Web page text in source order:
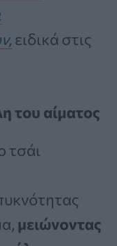
ειδικά στις
του αίματος
τσάι
μειώνοντας